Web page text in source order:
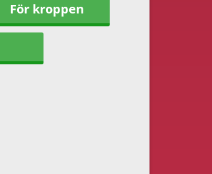
För kroppen